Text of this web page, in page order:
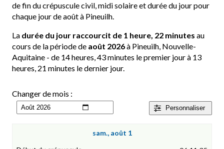
de fin du crépuscule civil, midi solaire et durée du jour pour
chaque jour de août à Pineuilh.
La durée du jour raccourcit de 1 heure, 22 minutes au
cours de la période de août 2026à Pineuilh, Nouvelle-
Aquitaine - de 14 heures, 43 minutes le premier jour à 13
heures, 21 minutes le dernier jour.
Personnaliser
Changer de mois :
sam., août 1